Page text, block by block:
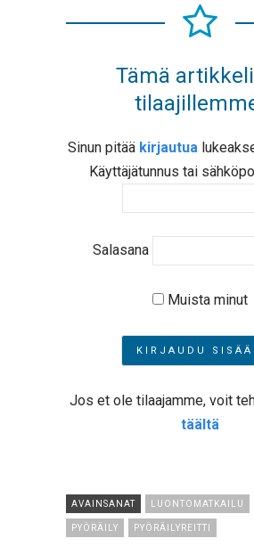
Tämä
Sinun pitää kirjautua
Käyttäjätunnus tai
Salasana
Muista minut
Jos et ole tilaajamme, voit
täältä
AVAINSANAT LUONTOMATKAILU
PYÖRÄILY PYÖRÄILYREITTI